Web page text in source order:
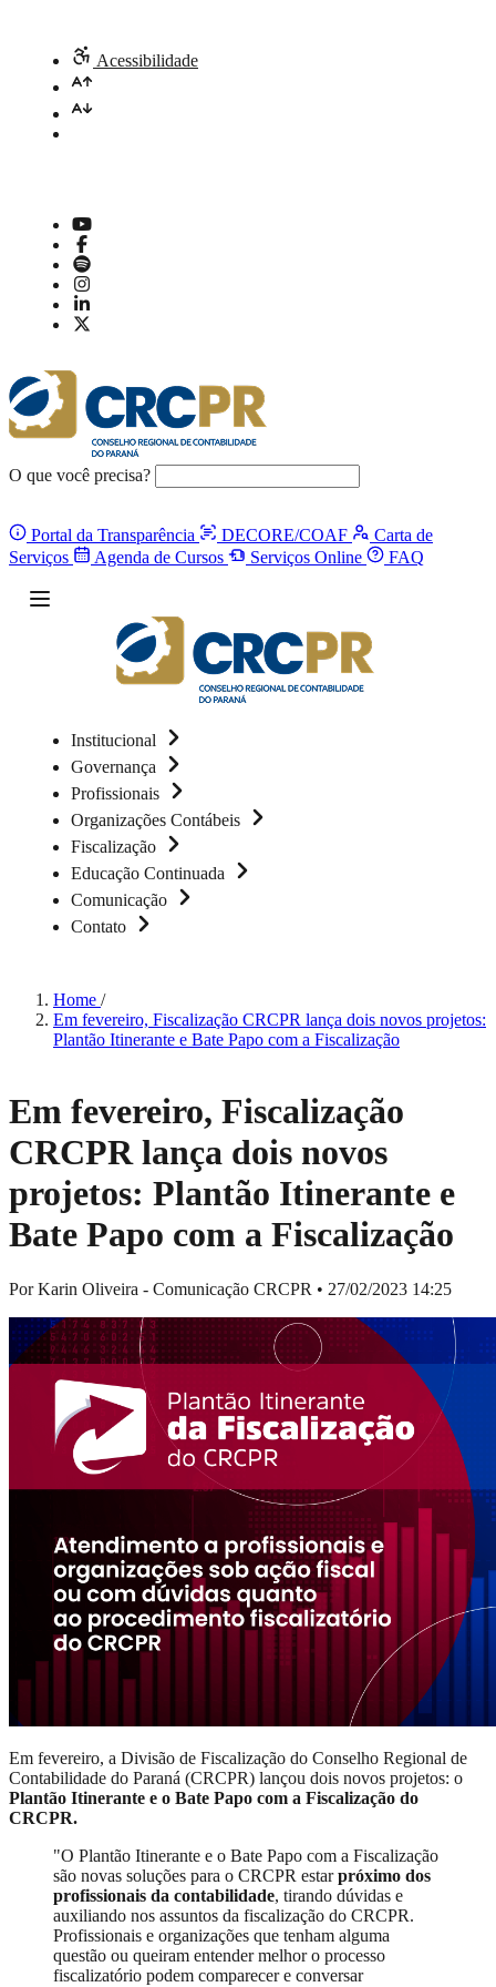
Acessibilidade
O que você precisa?
Portal da Transparência DECORE/COAF
Carta de
Serviços
Agenda de Cursos Serviços Online FAQ
Institucional
Governança
Profissionais
Organizações Contábeis
Fiscalização
Educação Continuada
Comunicação
Contato
Home /
Em fevereiro, Fiscalização CRCPR lança dois novos projetos:
Plantão Itinerante e Bate Papo com a Fiscalização
Em fevereiro, Fiscalização
CRCPR lança dois novos
projetos: Plantão Itinerante e
Bate Papo com a Fiscalização
Por Karin Oliveira - Comunicação CRCPR • 27/02/2023 14:25
Em fevereiro, a Divisão de Fiscalização do Conselho Regional de
Contabilidade do Paraná (CRCPR) lançou dois novos projetos: o
Plantão Itinerante e o Bate Papo com a Fiscalização do
CRCPR.
"O Plantão Itinerante e o Bate Papo com a Fiscalização
são novas soluções para o CRCPR estarpróximo dos
profissionais da contabilidade, tirando dúvidas e
auxiliando nos assuntos da fiscalização do CRCPR.
Profissionais e organizações que tenham alguma
questão ou queiram entender melhor o processo
fiscalizatório podem comparecer e conversar